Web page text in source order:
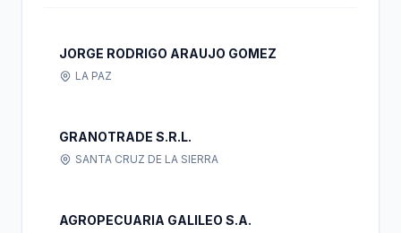
JORGE RODRIGO ARAUJO GOMEZ
LA PAZ
GRANOTRADE S.R.L.
SANTA CRUZ DE LA SIERRA
AGROPECUARIA GALILEO S.A.